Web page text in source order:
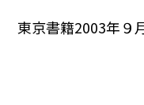
東京書籍2003年９